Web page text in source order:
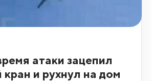
атаки зацепил
и рухнул на дом